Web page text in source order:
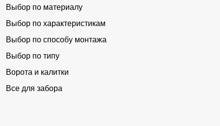
Выбор по материалу
Выбор по характеристикам
Выбор по способу монтажа
Выбор по типу
Ворота и калитки
Все для забора